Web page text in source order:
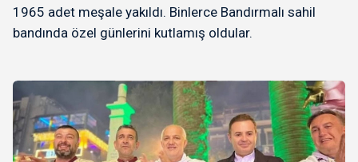
1965 adet meşale yakıldı. Binlerce Bandırmalı sahil
bandında özel günlerini kutlamış oldular.